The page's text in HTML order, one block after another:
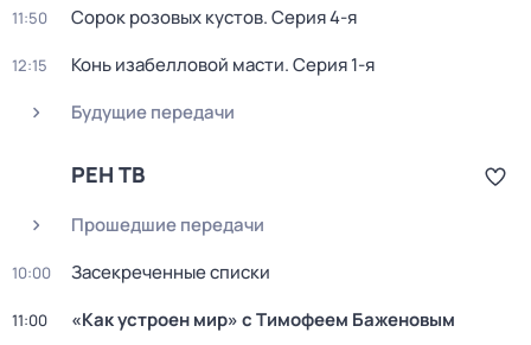
11:50 Сорок розовых кустов. Серия 4-я
12:15 Конь изабелловой масти. Серия 1-я
Будущие передачи
РЕН ТВ
Прошедшие передачи
10:00 Заcекрeчeнныe списки
11:00 «Как устроен мир» с Тимофеем Баженовым